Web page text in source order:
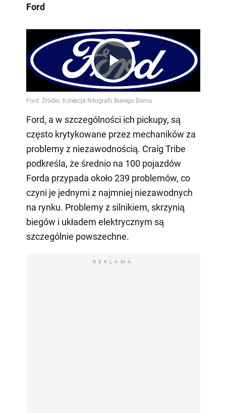
Ford
Play
Video
Ford, a w szczególności ich pickupy, są
często krytykowane przez mechaników za
problemy z niezawodnością. Craig Tribe
podkreśla, że średnio na 100 pojazdów
Forda przypada około 239 problemów, co
czyni je jednymi z najmniej niezawodnych
na rynku. Problemy z silnikiem, skrzynią
biegów i układem elektrycznym są
szczególnie powszechne.
REKLAMA